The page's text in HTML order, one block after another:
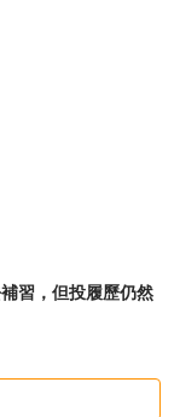
習，但投履歷仍然